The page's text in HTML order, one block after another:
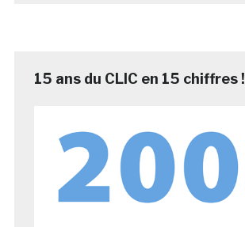
15 ans du CLIC en 15 chiffres !